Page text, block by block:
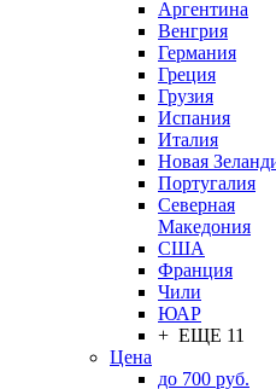
Аргентина
Венгрия
Германия
Греция
Грузия
Испания
Италия
Новая
Португалия
Северная
Македония
США
Франция
Чили
ЮАР
+ ЕЩЕ 11
Цена
до 700 руб.